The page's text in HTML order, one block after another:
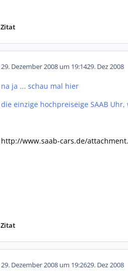
Zitat
29. Dezember 2008 um 19:1429. Dez 2008
na ja ... schau mal hier
die einzige hochpreiseige SAAB
http://www.saab-cars.de/
Zitat
29. Dezember 2008 um 19:2629. Dez 2008